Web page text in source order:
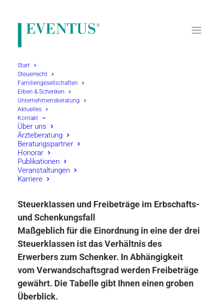
Start
Steuerrecht
Familiengesellschaften
Erben & Schenken
Unternehmensberatung
Aktuelles
Kontakt
Über uns
Ärzteberatung
Beratungspartner
Honorar
Publikationen
Veranstaltungen
Karriere
Home
Erbschafts- Schenkungsteuer
Steuerstätze und Freibeträge
Steuerklassen und Freibeträge im Erbschafts-
und Schenkungsfall
Maßgeblich für die Einordnung in eine der drei
Steuerklassen ist das Verhältnis des
Erwerbers zum Schenker. In Abhängigkeit
vom Verwandschaftsgrad werden Freibeträge
gewährt. Die Tabelle gibt Ihnen einen groben
Überblick.